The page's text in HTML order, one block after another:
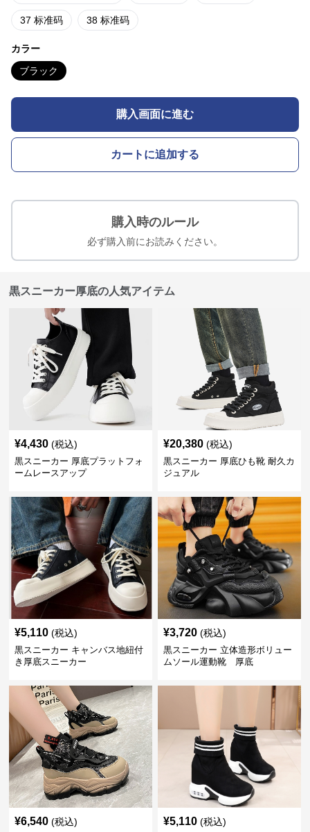
37 标准码 38 标准码
カラー
ブラック
購入画面に進む
カートに追加する
購入時のルール
必ず購入前にお読みください。
黒スニーカー厚底の人気アイテム
¥4,430 (税込)
黒スニーカー 厚底プラットフォ
ームレースアップ
¥20,380 (税込)
黒スニーカー 厚底ひも靴 耐久カ
ジュアル
¥5,110 (税込)
黒スニーカー キャンバス地紐付
き厚底スニーカー
¥3,720 (税込)
黒スニーカー 立体造形ボリュー
ムソール運動靴 厚底
¥6,540 (税込) ¥5,110 (税込)